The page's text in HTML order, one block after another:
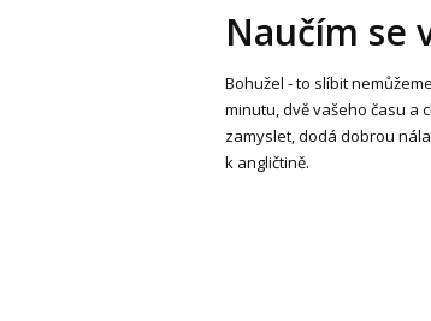
Naučím se
Bohužel - to slíbit
minutu, dvě vašeho času a
zamyslet, dodá dobrou
k angličtině.